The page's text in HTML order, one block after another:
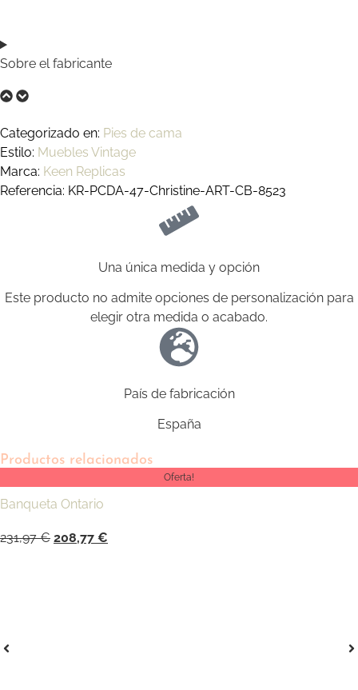
Sobre el fabricante
Categorizado en: Pies de cama
Estilo: Muebles Vintage
Marca: Keen Replicas
Referencia: KR-PCDA-47-Christine-ART-CB-8523
Una única medida y opción
Este producto no admite opciones de personalización para
elegir otra medida o acabado.
País de fabricación
España
Productos relacionados